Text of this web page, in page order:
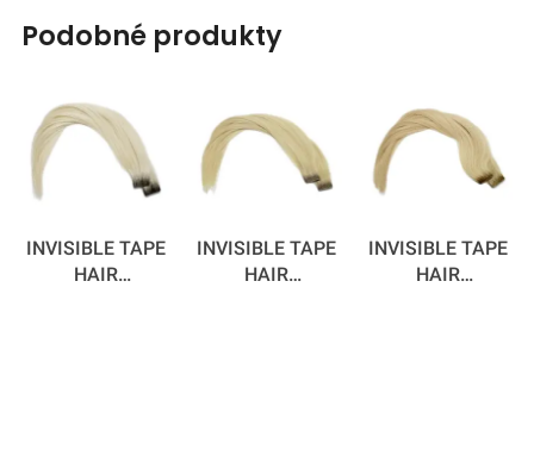
podobné produkty
INVISIBLE TAPE
HAIR
INVISIBLE TAPE
HAIR
INVISIBLE TAPE
HAIR